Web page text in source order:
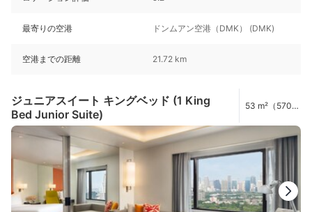
最寄りの空港 ドンムアン空港（DMK） (DMK)
空港までの距離 21.72 km
ジュニアスイート キングベッド (1 King
Bed Junior Suite)
53 m²（570